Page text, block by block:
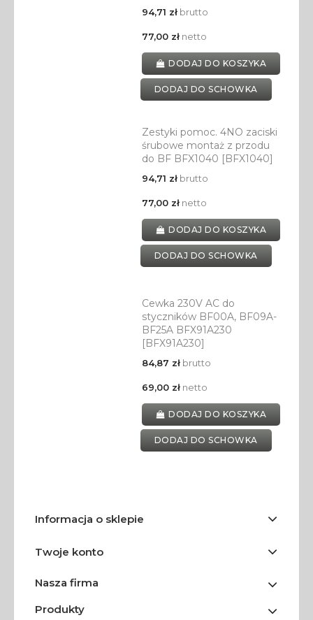
94,71 złbrutto
77,00 złnetto
DODAJ DO KOSZYKA
DODAJ DO SCHOWKA
Zestyki pomoc. 4NO zaciski
śrubowe montaż z przodu
do BF BFX1040 [BFX1040]
94,71 złbrutto
77,00 złnetto
DODAJ DO KOSZYKA
DODAJ DO SCHOWKA
Cewka 230V AC do
styczników BF00A, BF09A-
BF25A BFX91A230
[BFX91A230]
84,87 złbrutto
69,00 złnetto
DODAJ DO KOSZYKA
DODAJ DO SCHOWKA
Informacja o sklepie
Twoje konto
Nasza firma
Produkty